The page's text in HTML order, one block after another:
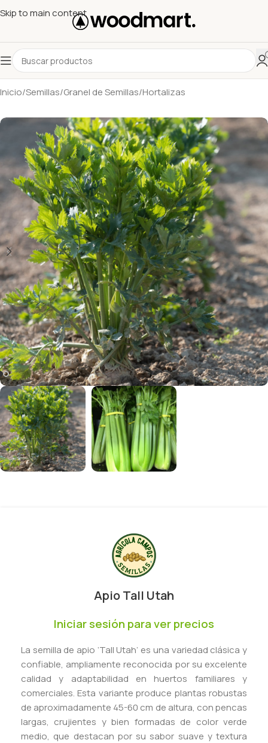
Skip to main content
Inicio/Semillas/Granel de Semillas/Hortalizas
Apio Tall Utah
Iniciar sesión para ver precios
La semilla de apio ‘Tall Utah’ es una variedad clásica y
confiable, ampliamente reconocida por su excelente
calidad y adaptabilidad en huertos familiares y
comerciales. Esta variante produce plantas robustas
de aproximadamente 45-60 cm de altura, con pencas
largas, crujientes y bien formadas de color verde
medio, que destacan por su sabor suave y textura